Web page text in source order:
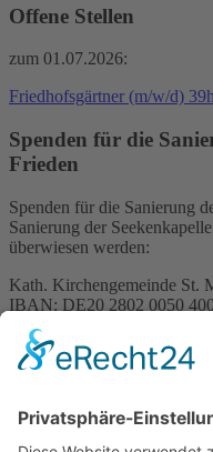
Offene Stellen
zum 01.07.2026:
Friedhofsgärtner (m/w/d)
Spenden für die
Frieden
Spenden für die Sanierung
Sanierung der
überwiesen werden:
Kath. Kirchengemeinde St.
IBAN: DE20 2802 0050
Verwendungszweck:
- Für die Kirche Maria
KÖB St. Georg online